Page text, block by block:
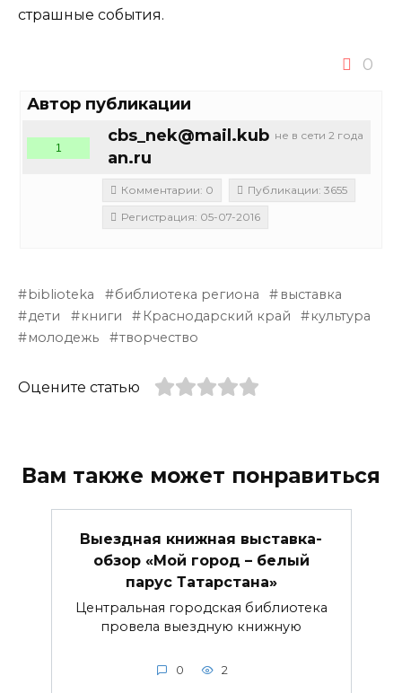
страшные события.
0
Автор публикации
не в сети 2 года
cbs_nek@mail.kub
an.ru
1
Комментарии: 0
Публикации: 3655
Регистрация: 05-07-2016
biblioteka библиотека региона
выставка
дети
книги Краснодарский край
культура
молодежь
творчество
Оцените статью
Вам также может понравиться
Выездная книжная выставка-
обзор «Мой город – белый
парус Татарстана»
Центральная городская библиотека
провела выездную книжную
0 2